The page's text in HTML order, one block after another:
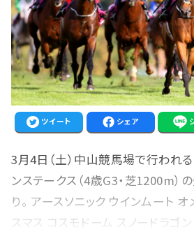
ツイート シェア
3月4日（土）中山競馬場で行われ
ンステークス（4歳G3・芝1200m）
り。 アースソニック ウインムート
スマス コスモドーム スノードラゴ